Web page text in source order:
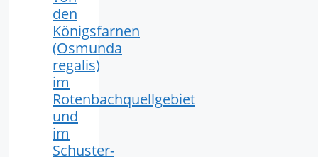
den
Königsfarnen
(Osmunda
regalis)
im
Rotenbachquellgebiet
und
im
Schuster-